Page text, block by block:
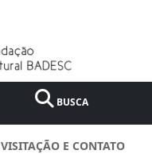
BUSCA
VISITAÇÃO E CONTATO